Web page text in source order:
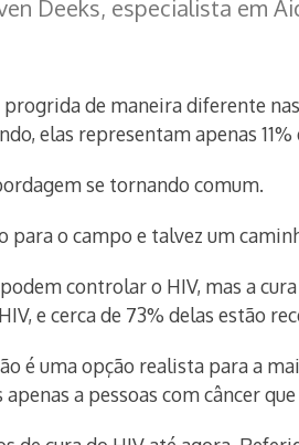
Deeks, especialista em
de maneira diferente
elas representam apenas
se tornando comum.
o campo e talvez um
controlar o HIV, mas a
e cerca de 73% delas estão
é uma opção realista para a
a pessoas com câncer